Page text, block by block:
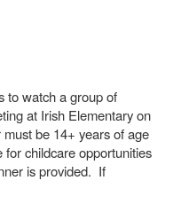
to watch a group of
at Irish Elementary on
be 14+ years of age
childcare opportunities
is provided. If